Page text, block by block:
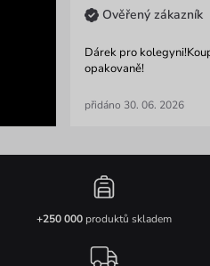
Ověřený zákazník
Dárek pro
opakovaně!
přidáno 30. 06. 2026
+250 000produktů skladem